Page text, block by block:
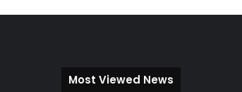
Most Viewed News